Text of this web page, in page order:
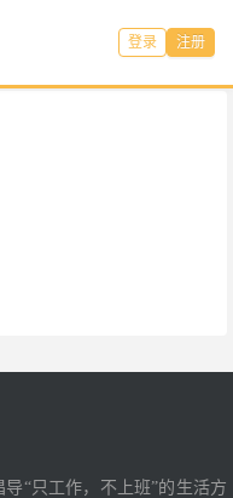
登录 注册
“只工作，不上班”的生活方